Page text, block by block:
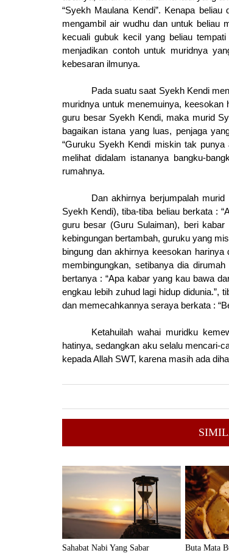
“Syekh Maulana Kendi”. Kenapa
mengambil air wudhu dan untuk beliau
kecuali gubuk kecil yang beliau tempati
menjadikan contoh untuk muridnya
kebesaran ilmunya.
Pada suatu saat Syekh Kendi
muridnya untuk menemuinya, keesokan
guru besar Syekh Kendi, maka murid
bagaikan istana yang luas, penjaga
“Guruku Syekh Kendi miskin tak
melihat didalam istananya bangku-
rumahnya.
Dan akhirnya berjumpalah
Syekh Kendi), tiba-tiba beliau berkata :
guru besar (Guru Sulaiman), beri
kebingungan bertambah, guruku yang
bingung dan akhirnya keesokan
membingungkan, setibanya dia
bertanya : “Apa kabar yang kau bawa
engkau lebih zuhud lagi hidup didunia.”,
dan memecahkannya seraya berkata :
Ketahuilah wahai muridku
hatinya, sedangkan aku selalu mencari-
kepada Allah SWT, karena masih ada
Sahabat Nabi Yang Sabar Buta Mata